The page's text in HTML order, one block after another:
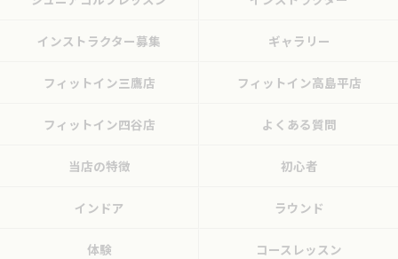
インストラクター募集 ギャラリー
フィットイン三鷹店 フィットイン高島平店
フィットイン四谷店 よくある質問
当店の特徴 初心者
インドア ラウンド
体験 コースレッスン